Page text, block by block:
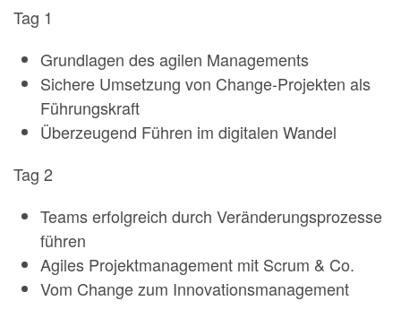
Tag 1
Grundlagen des agilen Managements
Sichere Umsetzung von Change-Projekten als
Führungskraft
Überzeugend Führen im digitalen Wandel
Tag 2
Teams erfolgreich durch Veränderungsprozesse
führen
Agiles Projektmanagement mit Scrum & Co.
Vom Change zum Innovationsmanagement